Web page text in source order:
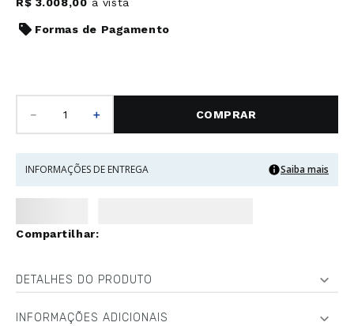
Formas de Pagamento
＋
－ COMPRAR
INFORMAÇÕES DE ENTREGA Saiba mais
DETALHES DO PRODUTO
INFORMAÇÕES ADICIONAIS